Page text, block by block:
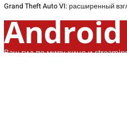
Grand Theft Auto VI: расширенный
Ваш гид по миру кино и